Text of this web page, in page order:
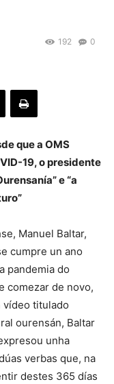
0
192
que a OMS
19, o presidente
e “a
Manuel Baltar,
cumpre un ano
pandemia do
comezar de novo,
vídeo titulado
ourensán, Baltar
unha
verbas que, na
destes 365 días